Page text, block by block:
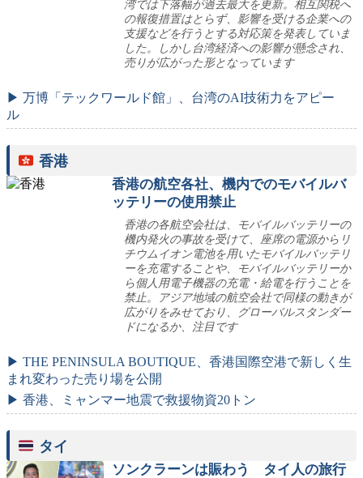
湾では下落幅が過去最大を更新。相互関税へ
の報復措置はとらず、影響を受ける企業への
支援などを行うとする対応策を発表していま
した。しかし台湾経済への影響が懸念され、
売りが広がった形となっています
▶ 万博「テックワールド館」、台湾のAI技術力をアピー
ル
香港
香港の航空各社、機内でのモバイルバ
ッテリーの使用禁止
香港の各航空会社は、モバイルバッテリーの
機内発火の事故を受けて、座席の電源からリ
チウムイオン電池を用いたモバイルバッテリ
ーを充電することや、モバイルバッテリーか
ら個人用電子機器の充電・給電を行うことを
禁止。アジア地域の航空会社で同様の動きが
広がりをみせており、グローバルスタンダー
ドになるか、注目です
▶ THE PENINSULA BOUTIQUE、香港国際空港で新しく生
まれ変わった売り場を公開
▶ 香港、ミャンマー地震で救援物資20トン
タイ
ソンクラーンは賑わう タイ人の旅行